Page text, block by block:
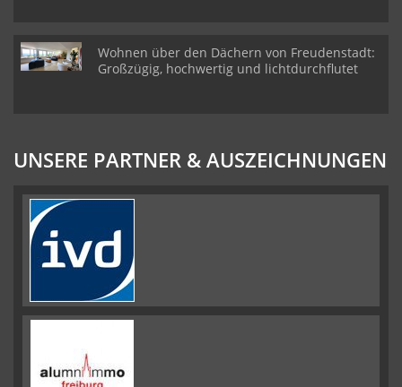
Wohnen über den Dächern von Freudenstadt:
Großzügig, hochwertig und lichtdurchflutet
UNSERE PARTNER & AUSZEICHNUNGEN